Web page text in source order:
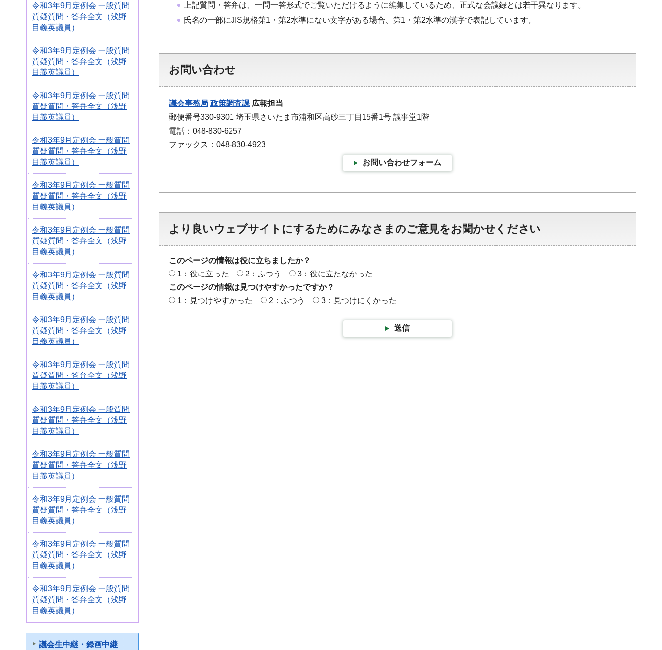
令和3年9月定例会 一般質問
質疑質問・答弁全文（浅野
目義英議員）
令和3年9月定例会 一般質問
質疑質問・答弁全文（浅野
目義英議員）
令和3年9月定例会 一般質問
質疑質問・答弁全文（浅野
目義英議員）
令和3年9月定例会 一般質問
質疑質問・答弁全文（浅野
目義英議員）
令和3年9月定例会 一般質問
質疑質問・答弁全文（浅野
目義英議員）
令和3年9月定例会 一般質問
質疑質問・答弁全文（浅野
目義英議員）
令和3年9月定例会 一般質問
質疑質問・答弁全文（浅野
目義英議員）
令和3年9月定例会 一般質問
質疑質問・答弁全文（浅野
目義英議員）
令和3年9月定例会 一般質問
質疑質問・答弁全文（浅野
目義英議員）
令和3年9月定例会 一般質問
質疑質問・答弁全文（浅野
目義英議員）
令和3年9月定例会 一般質問
質疑質問・答弁全文（浅野
目義英議員）
令和3年9月定例会 一般質問
質疑質問・答弁全文（浅野
目義英議員）
令和3年9月定例会 一般質問
質疑質問・答弁全文（浅野
目義英議員）
令和3年9月定例会 一般質問
質疑質問・答弁全文（浅野
目義英議員）
議会生中継・録画中継
上記質問・答弁は、一問一答形式でご覧いただけるように編集しているため、正式な会議録とは若干異なります。
氏名の一部にJIS規格第1・第2水準にない文字がある場合、第1・第2水準の漢字で表記しています。
お問い合わせ
議会事務局 政策調査課 広報担当
郵便番号330-9301 埼玉県さいたま市浦和区高砂三丁目15番1号 議事堂1階
電話：048-830-6257
ファックス：048-830-4923
お問い合わせフォーム
より良いウェブサイトにするためにみなさまのご意見をお聞かせください
このページの情報は役に立ちましたか？
1：役に立った
2：ふつう
3：役に立たなかった
このページの情報は見つけやすかったですか？
1：見つけやすかった
2：ふつう 3：見つけにくかった
送信